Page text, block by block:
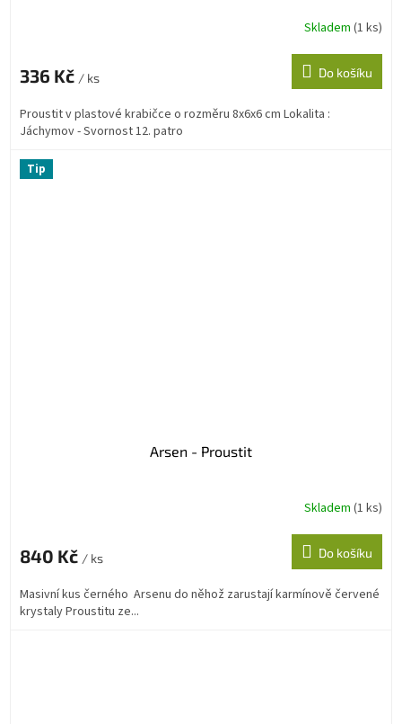
Skladem (1 ks)
336 Kč / ks Do košíku
Proustit v plastové krabičce o rozměru 8x6x6 cm Lokalita :
Jáchymov - Svornost 12. patro
Tip
Arsen - Proustit
Skladem (1 ks)
840 Kč / ks Do košíku
Masivní kus černého Arsenu do něhož zarustají karmínově červené
krystaly Proustitu ze...